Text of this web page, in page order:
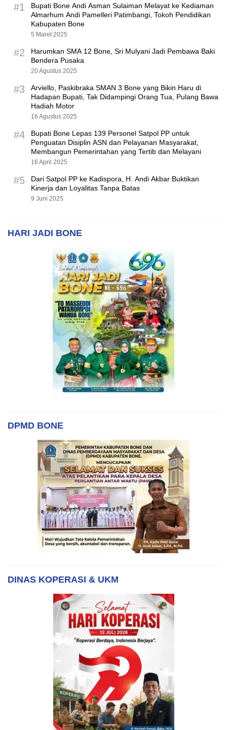
#1
Bupati Bone Andi Asman Sulaiman Melayat ke Kediaman
Almarhum Andi Pamelleri Patimbangi, Tokoh Pendidikan
Kabupaten Bone
5 Maret 2025
#2
Harumkan SMA 12 Bone, Sri Mulyani Jadi Pembawa Baki
Bendera Pusaka
20 Agustus 2025
#3
Arviello, Paskibraka SMAN 3 Bone yang Bikin Haru di
Hadapan Bupati, Tak Didampingi Orang Tua, Pulang Bawa
Hadiah Motor
16 Agustus 2025
#4
Bupati Bone Lepas 139 Personel Satpol PP untuk
Penguatan Disiplin ASN dan Pelayanan Masyarakat,
Membangun Pemerintahan yang Tertib dan Melayani
16 April 2025
#5
Dari Satpol PP ke Kadispora, H. Andi Akbar Buktikan
Kinerja dan Loyalitas Tanpa Batas
9 Juni 2025
HARI JADI BONE
DPMD BONE
DINAS KOPERASI & UKM